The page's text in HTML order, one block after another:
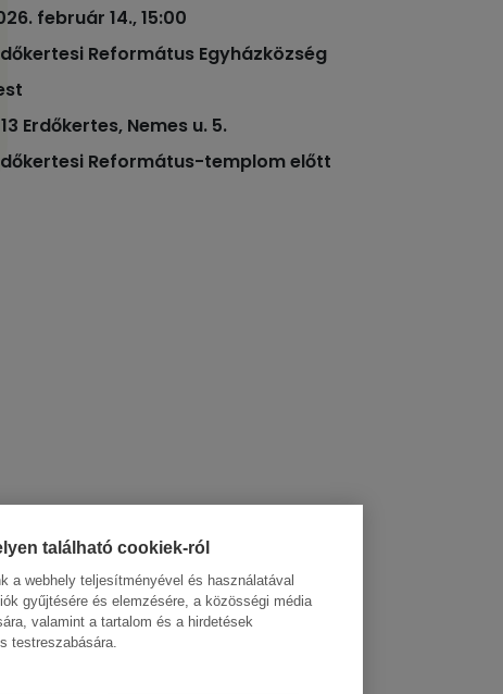
február 14., 15:00
Református Egyházközség
Erdőkertes, Nemes u. 5.
Református-templom előtt
található cookiek-ról
a webhely teljesítményével és használatával
gyűjtésére és elemzésére, a közösségi média
valamint a tartalom és a hirdetések
testreszabására.